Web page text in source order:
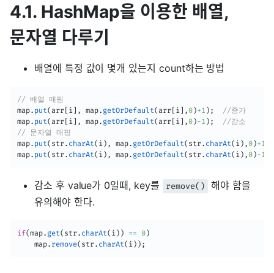
4.1. HashMap을 이용한 배열,
문자열 다루기
배열에 특정 값이 몇개 있는지 count하는 방법
// 배열 매핑
map. put(arr i , map. getOrDefault(arr i , 0 )+1 ) ;
//증가
map. put(arr i , map. getOrDefault(arr i , 0 )-1 ) ;
//감소
// 문자열 매핑
map. put( str. charAt( i ) , map. getOrDefault( str. charAt( i ) , 0 )+1
map. put( str. charAt( i ) , map. getOrDefault( str. charAt( i ) , 0 )-1
감소 후 value가 0일때, key를 remove()
해야 함을
유의해야 한다.
if(map. get( str. charAt( i ) ) == 0 )
	map
. remove( str. charAt( i ) ) ;